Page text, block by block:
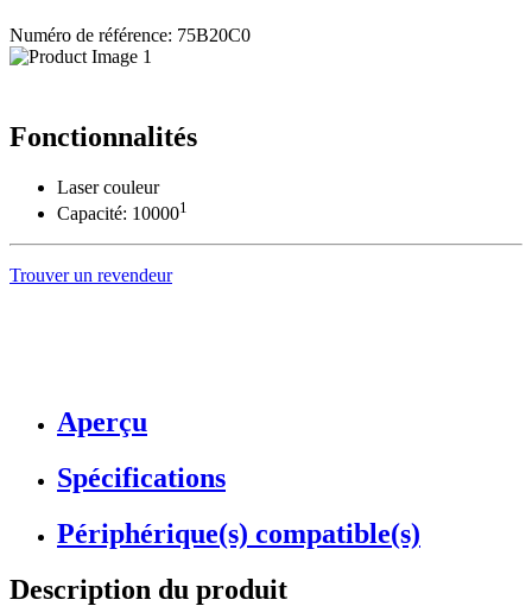
Numéro de référence: 75B20C0
Fonctionnalités
Laser couleur
Capacité: 100001
Trouver un revendeur
Aperçu
Spécifications
Périphérique(s) compatible(s)
Description du produit